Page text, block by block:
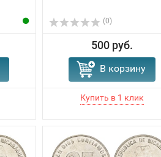
(0)
500 руб.
В корзину